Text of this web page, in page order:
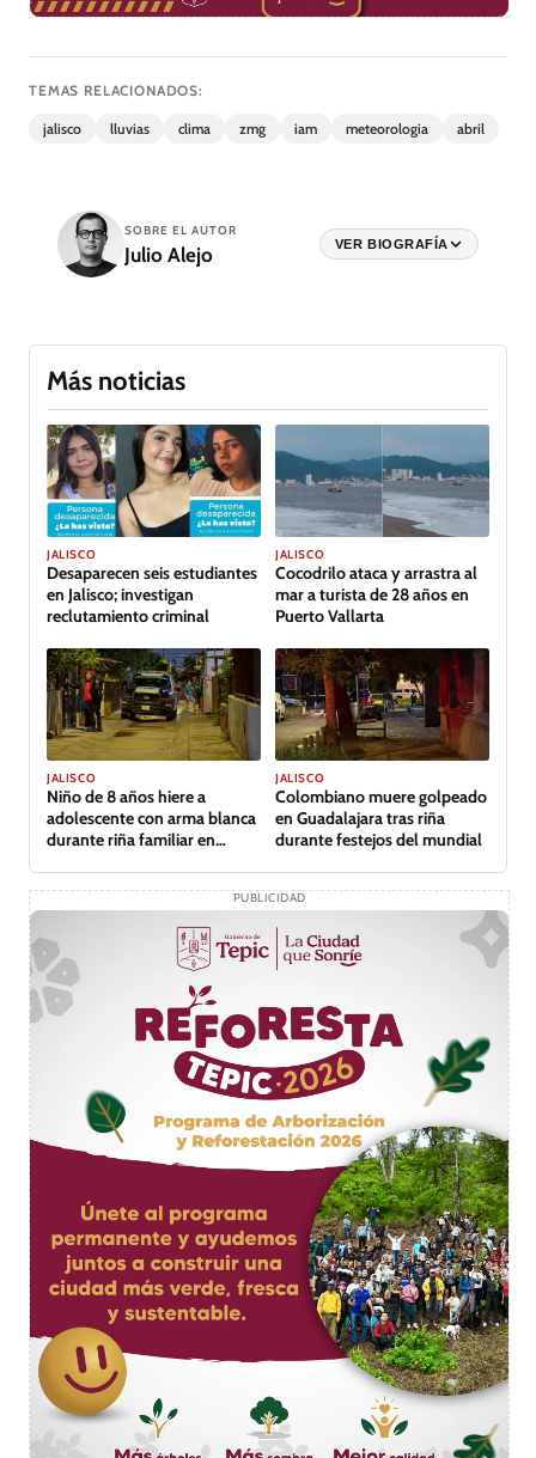
TEMAS RELACIONADOS:
jalisco lluvias clima zmg iam meteorologia abril
SOBRE EL AUTOR
Julio Alejo VER BIOGRAFÍA
Más noticias
JALISCO
Desaparecen seis estudiantes
en Jalisco; investigan
reclutamiento criminal
JALISCO
Cocodrilo ataca y arrastra al
mar a turista de 28 años en
Puerto Vallarta
JALISCO
Niño de 8 años hiere a
adolescente con arma blanca
durante riña familiar en
JALISCO
Colombiano muere golpeado
en Guadalajara tras riña
durante festejos del mundial
PUBLICIDAD